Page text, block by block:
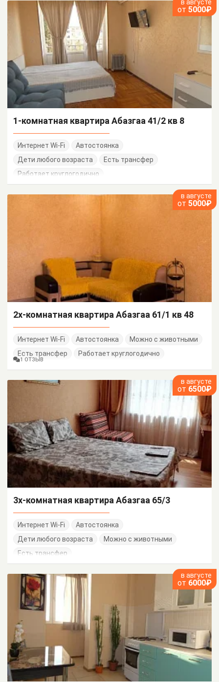
в августе
от 5000₽
1-комнатная квартира Абазгаа 41/2 кв 8
Интернет Wi-Fi
Автостоянка
Дети любого возраста
Есть трансфер
Работает круглогодично
в августе
от 5000₽
2х-комнатная квартира Абазгаа 61/1 кв 48
Интернет Wi-Fi Автостоянка
Можно с животными
Есть трансфер
Работает круглогодично
1 ОТЗЫВ
в августе
от 6500₽
3х-комнатная квартира Абазгаа 65/3
Интернет Wi-Fi
Автостоянка
Дети любого возраста
Можно с животными
Есть трансфер
в августе
от 6000₽